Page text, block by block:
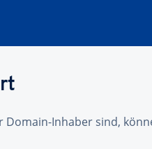
Inhaber sind,